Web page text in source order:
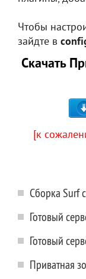
Чтобы
зайдте в
Скачать
[к
Сборка Surf
Готовый
Готовый
Приватная